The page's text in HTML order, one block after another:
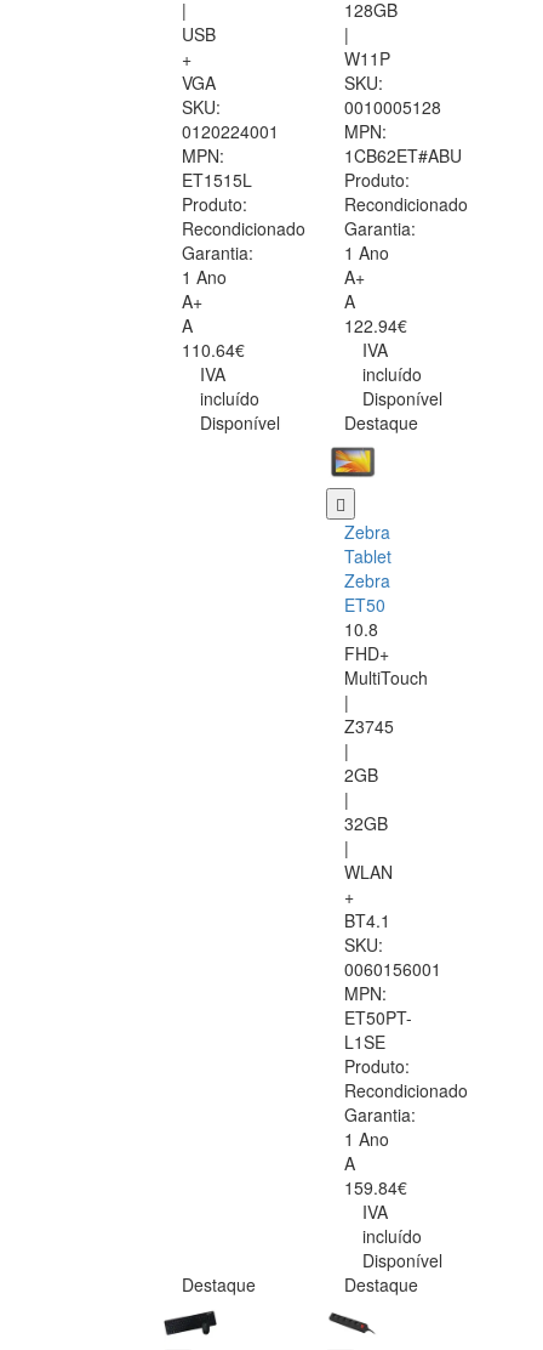
|
USB
+
VGA
SKU:
0120224001
MPN:
ET1515L
Produto:
Recondicionado
Garantia:
1 Ano
A+
A
110.64€
IVA
incluído
Disponível
128GB
|
W11P
SKU:
0010005128
MPN:
1CB62ET#ABU
Produto:
Recondicionado
Garantia:
1 Ano
A+
A
122.94€
IVA
incluído
Disponível
Destaque
Zebra
Tablet
Zebra
ET50
10.8
FHD+
MultiTouch
|
Z3745
|
2GB
|
32GB
|
WLAN
+
BT4.1
SKU:
0060156001
MPN:
ET50PT-
L1SE
Produto:
Recondicionado
Garantia:
1 Ano
A
159.84€
IVA
incluído
Disponível
Destaque
Destaque